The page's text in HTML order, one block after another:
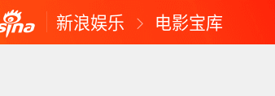
新浪娱乐 电影宝库